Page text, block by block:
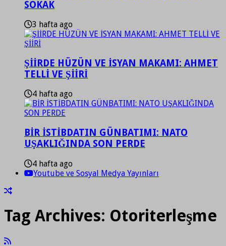
SOKAK
3 hafta ago
ŞİİRDE HÜZÜN VE İSYAN MAKAMI: AHMET
TELLİ VE ŞİİRİ
4 hafta ago
BİR İSTİBDATIN GÜNBATIMI: NATO
UŞAKLIĞINDA SON PERDE
4 hafta ago
Youtube ve Sosyal Medya Yayınları
Tag Archives: Otoriterleşme